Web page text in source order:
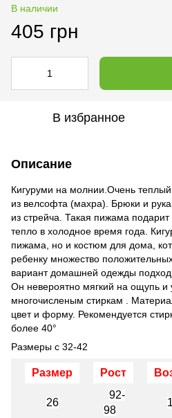
В наличии
405 грн
В избранное
Описание
Кигуруми на молнии.Очень
из велсофта (махра). Брюки и
из стрейча. Такая пижама
тепло в холодное время года.
пижама, но и костюм для дома,
ребенку множество
вариант домашней одежды
Он невероятно мягкий на ощупь и
многочисленым стиркам .
цвет и форму. Рекомендуется
более 40°
Размеры с 32-42
Размер Рост
26
92-
98